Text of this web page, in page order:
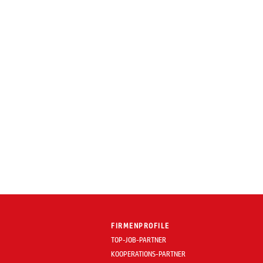
FIRMENPROFILE
TOP-JOB-PARTNER
KOOPERATIONS-PARTNER